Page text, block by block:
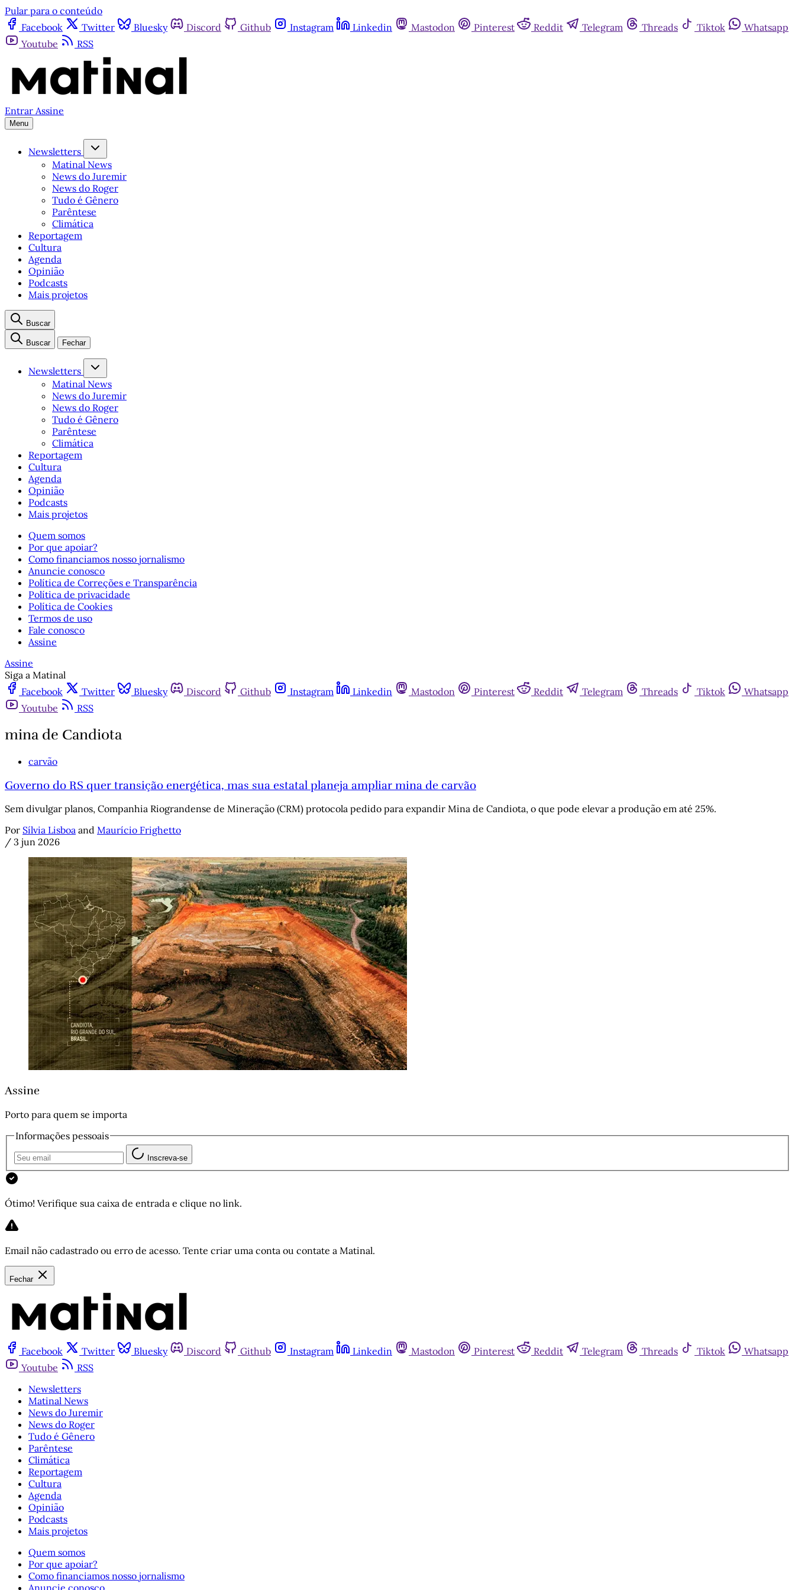
Pular para o conteúdo
Facebook
Twitter Bluesky Discord Github Instagram Linkedin Mastodon Pinterest Reddit Telegram Threads Tiktok
Whatsapp
Youtube
RSS
Entrar Assine
Menu
Newsletters
Matinal News
News do Juremir
News do Roger
Tudo é Gênero
Parêntese
Climática
Reportagem
Cultura
Agenda
Opinião
Podcasts
Mais projetos
Buscar
Buscar Fechar
Newsletters
Matinal News
News do Juremir
News do Roger
Tudo é Gênero
Parêntese
Climática
Reportagem
Cultura
Agenda
Opinião
Podcasts
Mais projetos
Quem somos
Por que apoiar?
Como financiamos nosso jornalismo
Anuncie conosco
Política de Correções e Transparência
Política de privacidade
Política de Cookies
Termos de uso
Fale conosco
Assine
Assine
Siga a Matinal
Facebook
Twitter Bluesky Discord Github Instagram Linkedin Mastodon Pinterest Reddit Telegram Threads Tiktok
Whatsapp
Youtube
RSS
mina de Candiota
carvão
Governo do RS quer transição energética, mas sua estatal planeja ampliar mina de carvão
Sem divulgar planos, Companhia Riograndense de Mineração (CRM) protocola pedido para expandir Mina de Candiota, o que pode elevar a produção em até 25%.
Por Sílvia Lisboa and Maurício Frighetto
/ 3 jun 2026
Assine
Porto para quem se importa
Informações pessoais
Inscreva-se
Ótimo! Verifique sua caixa de entrada e clique no link.
Email não cadastrado ou erro de acesso. Tente criar uma conta ou contate a Matinal.
Fechar
Facebook Twitter Bluesky Discord Github Instagram Linkedin Mastodon Pinterest Reddit Telegram Threads Tiktok
Whatsapp
Youtube
RSS
Newsletters
Matinal News
News do Juremir
News do Roger
Tudo é Gênero
Parêntese
Climática
Reportagem
Cultura
Agenda
Opinião
Podcasts
Mais projetos
Quem somos
Por que apoiar?
Como financiamos nosso jornalismo